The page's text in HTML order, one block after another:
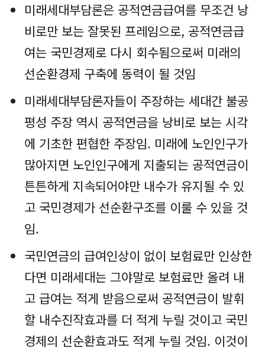
미래세대부담론은 공적연금급여를 무조건 낭
비로만 보는 잘못된 프레임으로, 공적연금급
여는 국민경제로 다시 회수됨으로써 미래의
선순환경제 구축에 동력이 될 것임
미래세대부담론자들이 주장하는 세대간 불공
평성 주장 역시 공적연금을 낭비로 보는 시각
에 기초한 편협한 주장임. 미래에 노인인구가
많아지면 노인인구에게 지출되는 공적연금이
튼튼하게 지속되어야만 내수가 유지될 수 있
고 국민경제가 선순환구조를 이룰 수 있을 것
임.
국민연금의 급여인상이 없이 보험료만 인상한
다면 미래세대는 그야말로 보험료만 올려 내
고 급여는 적게 받음으로써 공적연금이 발휘
할 내수진작효과를 더 적게 누릴 것이고 국민
경제의 선순환효과도 적게 누릴 것임. 이것이